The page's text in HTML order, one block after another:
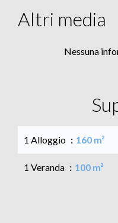
Altri media
Nessuna
1 Alloggio 160 m²
1 Veranda 100 m²